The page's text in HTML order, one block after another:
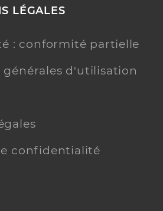
LÉGALES
: conformité partielle
générales d'utilisation
confidentialité